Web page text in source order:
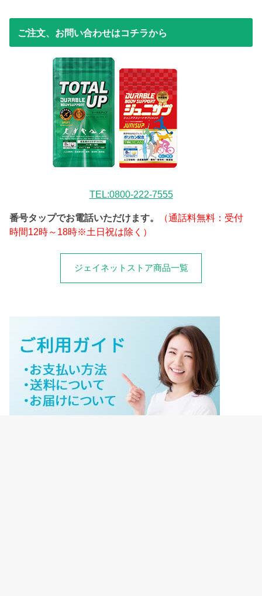
ご注文、お問い合わせはコチラから
TEL:0800-222-7555
番号タップでお電話いただけます。
（通話料無料：受付
時間12時～18時※土日祝は除く）
ジェイネットストア商品一覧